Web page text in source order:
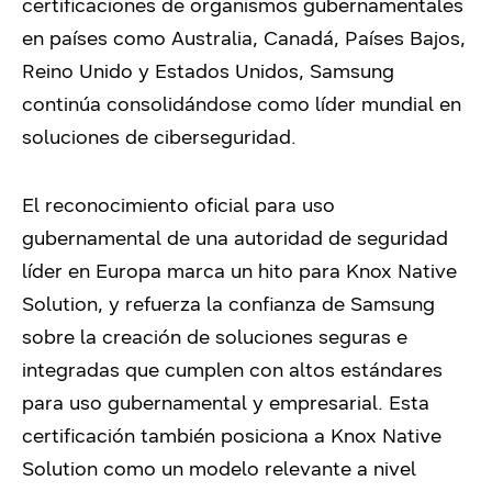
certificaciones de organismos gubernamentales
en países como Australia, Canadá, Países Bajos,
Reino Unido y Estados Unidos, Samsung
continúa consolidándose como líder mundial en
soluciones de ciberseguridad.
El reconocimiento oficial para uso
gubernamental de una autoridad de seguridad
líder en Europa marca un hito para Knox Native
Solution, y refuerza la confianza de Samsung
sobre la creación de soluciones seguras e
integradas que cumplen con altos estándares
para uso gubernamental y empresarial. Esta
certificación también posiciona a Knox Native
Solution como un modelo relevante a nivel